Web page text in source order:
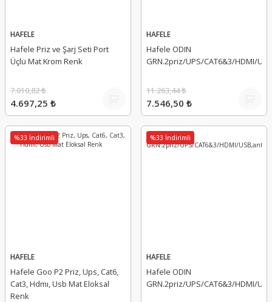
HAFELE
Hafele Priz ve Şarj Seti Port
Üçlü Mat Krom Renk
4.697,25 ₺
7.010,82 ₺
HAFELE
Hafele ODIN
GRN.2priz/UPS/CAT6&3/HDMI/
7.546,50 ₺
11.263,44 ₺
%33 İndirimli
HAFELE
Hafele Goo P2 Priz, Ups, Cat6,
Cat3, Hdmı, Usb Mat Eloksal
Renk
%33 İndirimli
HAFELE
Hafele ODIN
GRN.2priz/UPS/CAT6&3/HDMI/